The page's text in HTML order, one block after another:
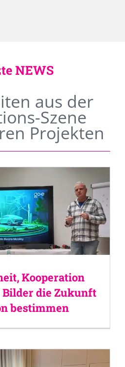
NEWS
aus der
Szene
Projekten
Kooperation
die Zukunft
bestimmen